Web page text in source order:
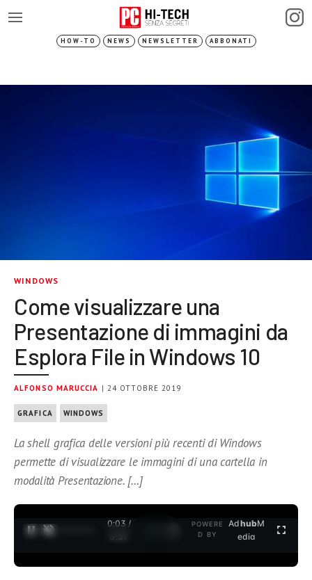
HOW-TO NEWS NEWSLETTER ABBONATI
WINDOWS
Come visualizzare una
Presentazione di immagini da
Esplora File in Windows 10
ALFONSO MARUCCIA | 24 OTTOBRE 2019
GRAFICA WINDOWS
La shell grafica delle versioni più recenti di Windows
permette di visualizzare le immagini di una cartella in
modalità Presentazione. […]
0:04 /
3:37
POWERE
D BY
AdhubM
edia